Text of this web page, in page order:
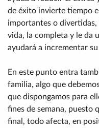
de éxito invierte tiempo
importantes o
vida, la completa y le da
ayudará a incrementar
En este punto entra
familia, algo que
que dispongamos para
fines de semana, puesto
final, todo afecta, en